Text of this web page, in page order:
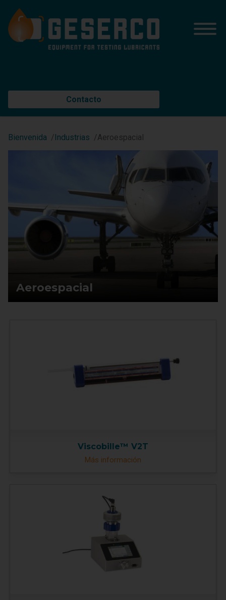
Contacto
Bienvenida Industrias Aeroespacial
Aeroespacial
Viscobille™ V2T
Más información